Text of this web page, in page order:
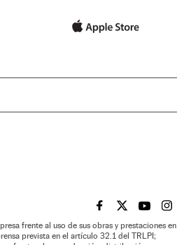
EL PAÍS BRASIL EN
EL PAÍSEL PAÍS
EL
frente al uso de sus obras y prestaciones en
prevista en el artículo 32.1 del TRLPI;